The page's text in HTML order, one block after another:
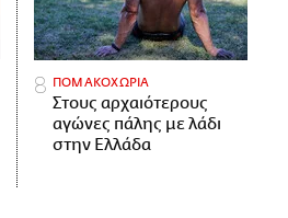
ΠΟΜΑΚΟΧΩΡΙΑ
Στους αρχαιότερους
αγώνες πάλης με λάδι
στην Ελλάδα